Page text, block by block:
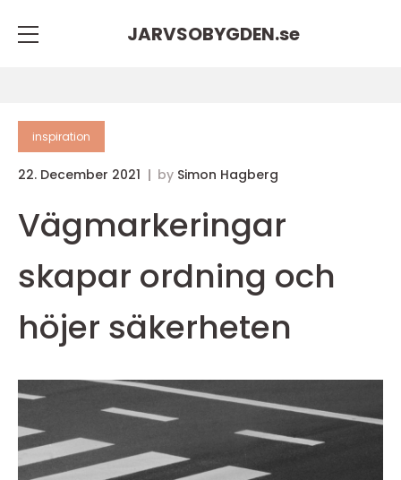
JARVSOBYGDEN.se
inspiration
22. December 2021 by Simon Hagberg
Vägmarkeringar
skapar ordning och
höjer säkerheten